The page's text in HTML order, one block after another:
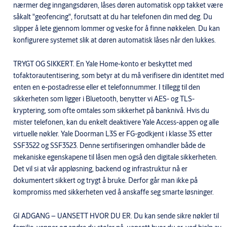
nærmer deg inngangsdøren, låses døren automatisk opp takket være
såkalt "geofencing", forutsatt at du har telefonen din med deg. Du
slipper å lete gjennom lommer og veske for å finne nøkkelen. Du kan
konfigurere systemet slik at døren automatisk låses når den lukkes.
​TRYGT OG SIKKERT. En Yale Home-konto er beskyttet med
tofaktorautentisering, som betyr at du må verifisere din identitet med
enten en e-postadresse eller et telefonnummer. I tillegg til den
sikkerheten som ligger i Bluetooth, benytter vi AES- og TLS-
kryptering, som ofte omtales som sikkerhet på banknivå. Hvis du
mister telefonen, kan du enkelt deaktivere Yale Access-appen og alle
virtuelle nøkler. Yale Doorman L3S er FG-godkjent i klasse 3S etter
SSF3522 og SSF3523. Denne sertifiseringen omhandler både de
mekaniske egenskapene til låsen men også den digitale sikkerheten.
Det vil si at vår appløsning, backend og infrastruktur nå er
dokumentert sikkert og trygt å bruke. Derfor går man ikke på
kompromiss med sikkerheten ved å anskaffe seg smarte løsninger.
GI ADGANG – UANSETT HVOR DU ER. Du kan sende sikre nøkler til